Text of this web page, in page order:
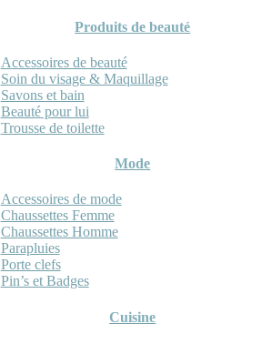
Produits de beauté
Accessoires de beauté
Soin du visage & Maquillage
Savons et bain
Beauté pour lui
Trousse de toilette
Mode
Accessoires de mode
Chaussettes Femme
Chaussettes Homme
Parapluies
Porte clefs
Pin’s et Badges
Cuisine